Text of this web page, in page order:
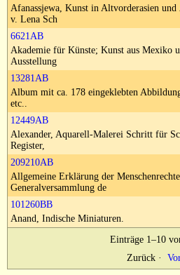
Afanassjewa, Kunst in Altvorderasien und
v. Lena Sch
6621AB
Akademie für Künste; Kunst aus Mexiko
Ausstellung
13281AB
Album mit ca. 178 eingeklebten
etc..
12449AB
Alexander, Aquarell-Malerei Schritt für
Register,
209210AB
Allgemeine Erklärung der
Generalversammlung de
101260BB
Anand, Indische Miniaturen.
Einträge 1–10
Zurück·